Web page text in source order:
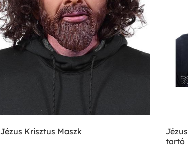
Jézus Krisztus Maszk
tartó